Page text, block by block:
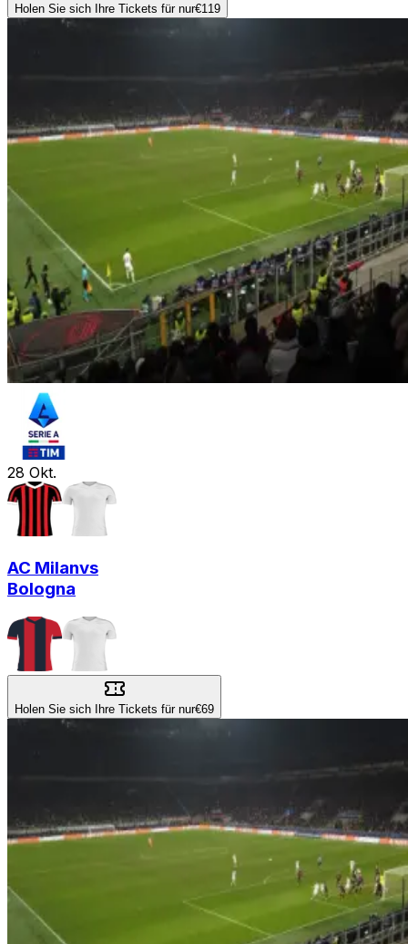
Holen Sie sich Ihre Tickets für nur€119
28 Okt.
AC Milanvs
Bologna
Holen Sie sich Ihre Tickets für nur€69